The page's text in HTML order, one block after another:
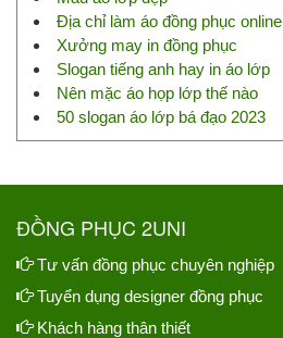
Địa chỉ làm áo đồng phục online
Xưởng may in đồng phục
Slogan tiếng anh hay in áo lớp
Nên mặc áo họp lớp thế nào
50 slogan áo lớp bá đạo 2023
ĐỒNG PHỤC 2UNI
Tư vấn đồng phục chuyên nghiệp
Tuyển dụng designer đồng phục
Khách hàng thân thiết